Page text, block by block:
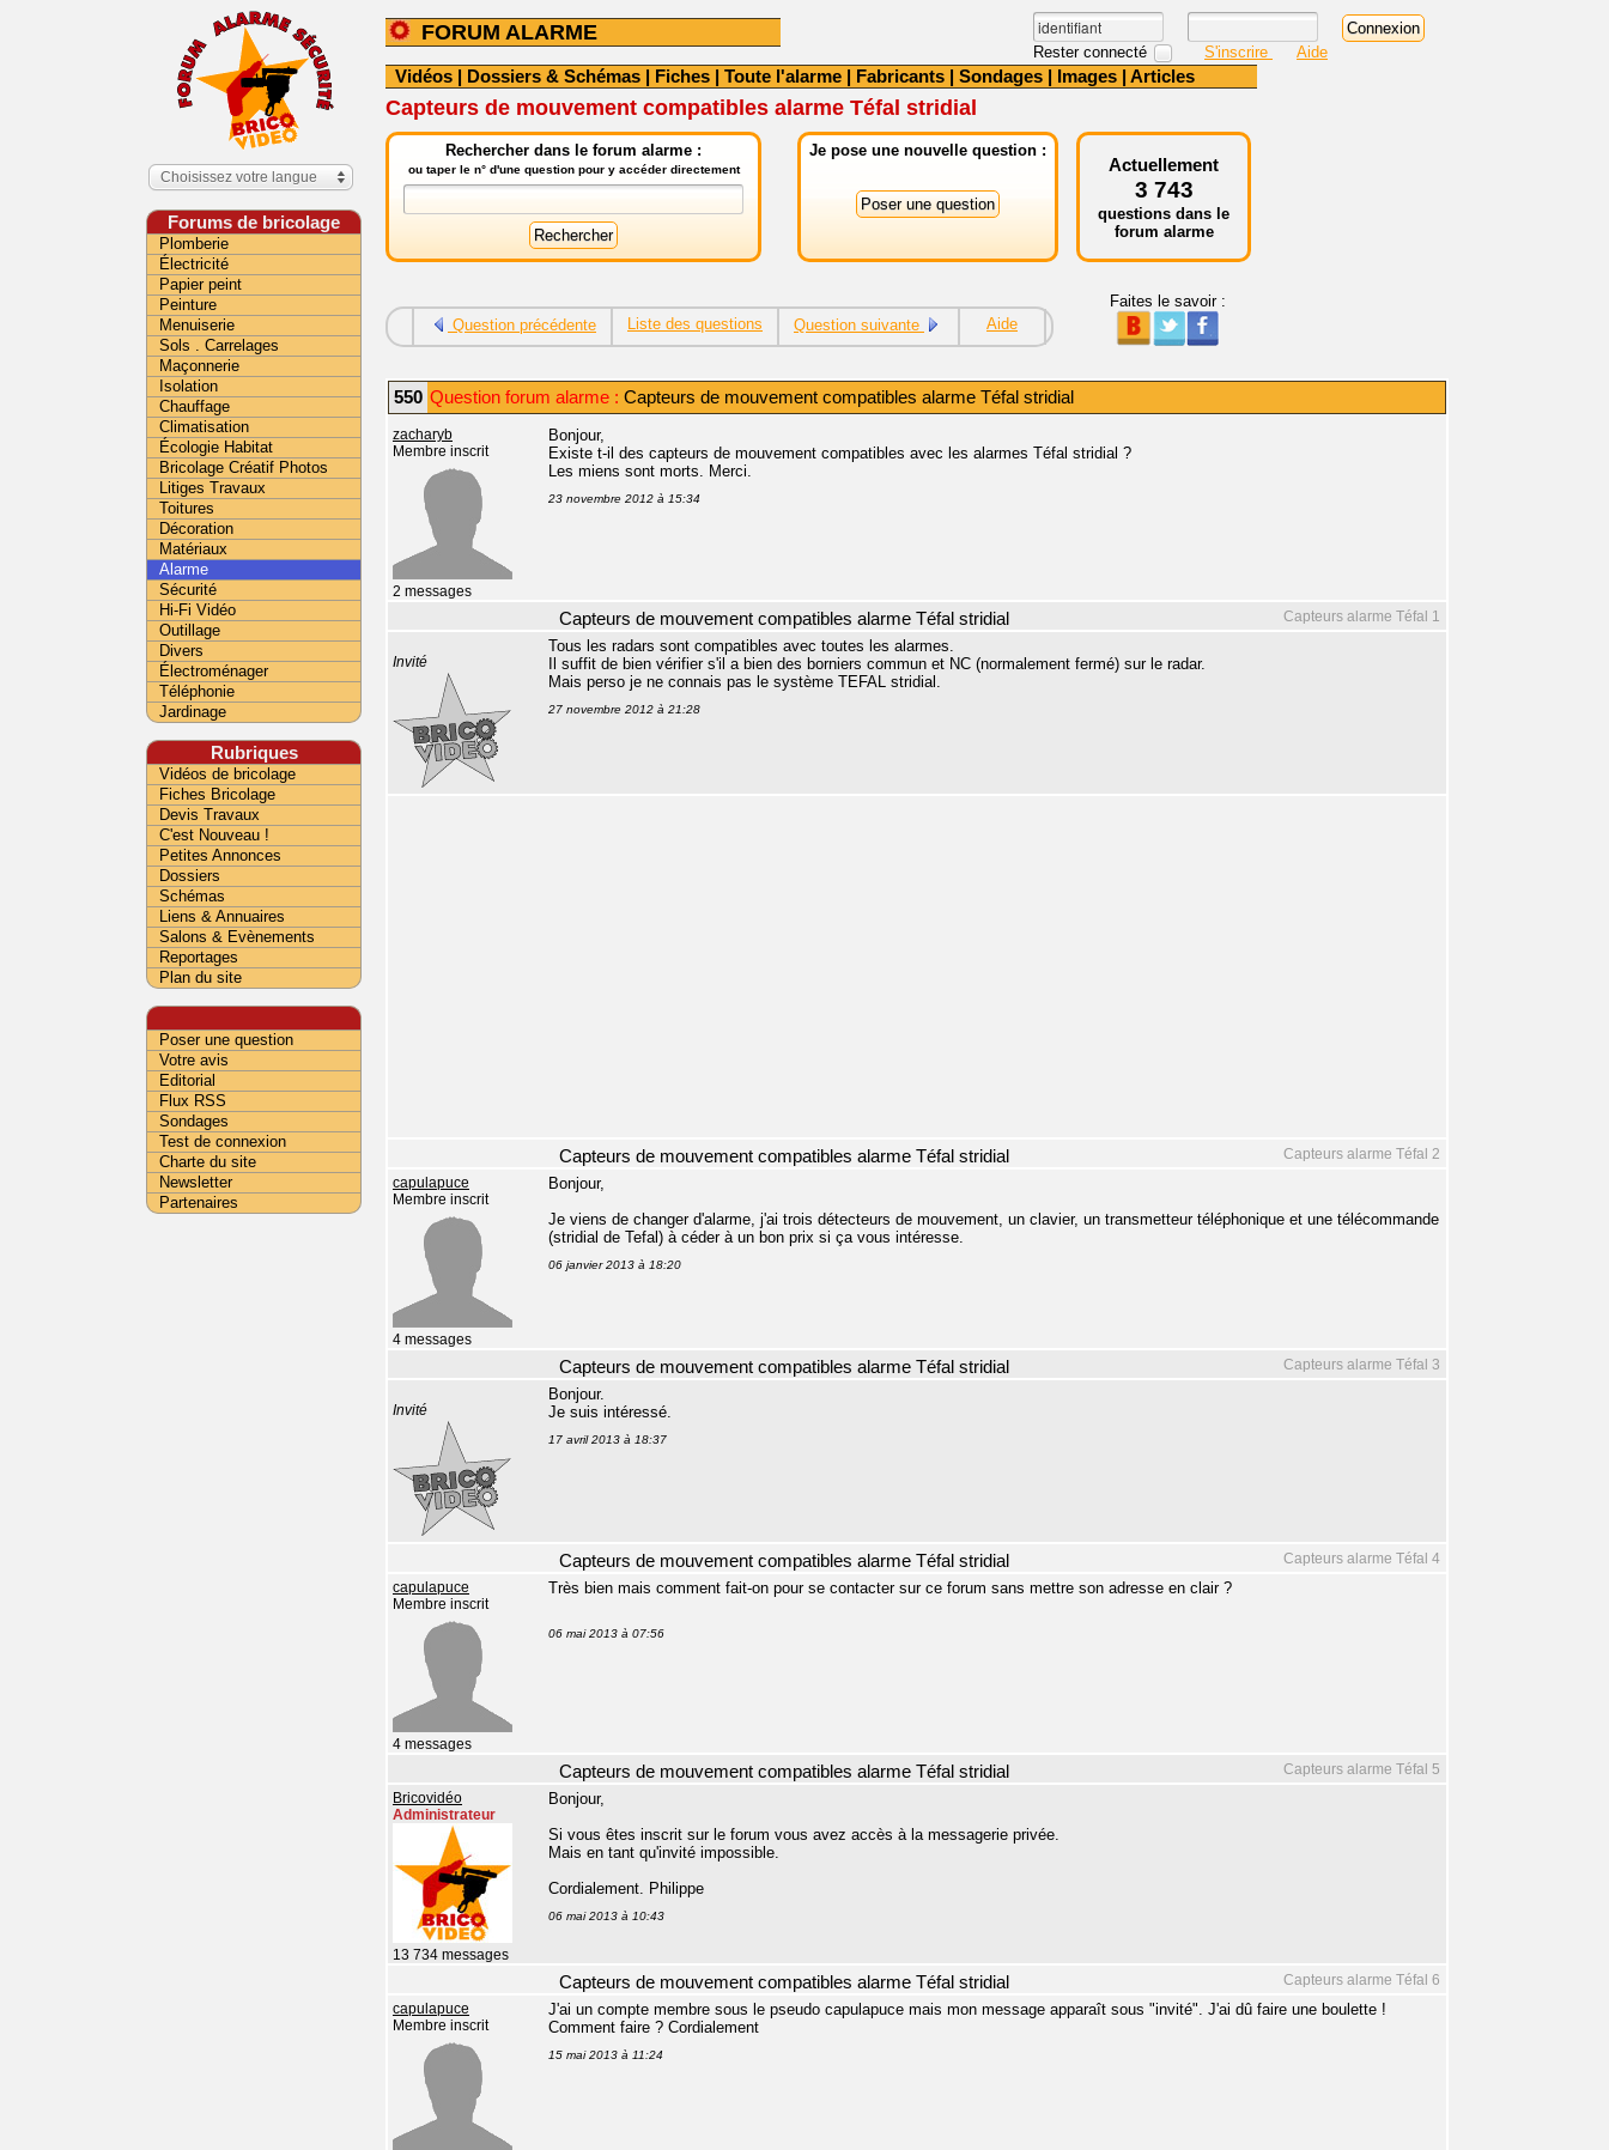
FORUM ALARME
Rester connecté S'inscrire Aide
Vidéos | Dossiers & Schémas | Fiches | Toute l'alarme | Fabricants | Sondages | Images | Articles
Capteurs de mouvement compatibles alarme Téfal stridial
Rechercher dans le forum alarme :
ou taper le n° d'une question pour y accéder directement
Je pose une nouvelle question :
Actuellement
3 743
questions dans le
forum alarme
Question précédente Liste des questions Question suivante Aide
Faites le savoir :
550 Question forum alarme : Capteurs de mouvement compatibles alarme Téfal stridial
zacharyb
Membre inscrit
2 messages
Bonjour,
Existe t-il des capteurs de mouvement compatibles avec les alarmes Téfal stridial ?
Les miens sont morts. Merci.
23 novembre 2012 à 15:34
Capteurs alarme Téfal 1
Capteurs de mouvement compatibles alarme Téfal stridial
Invité
Tous les radars sont compatibles avec toutes les alarmes.
Il suffit de bien vérifier s'il a bien des borniers commun et NC (normalement fermé) sur le radar.
Mais perso je ne connais pas le système TEFAL stridial.
27 novembre 2012 à 21:28
Capteurs alarme Téfal 2
Capteurs de mouvement compatibles alarme Téfal stridial
capulapuce
Membre inscrit
4 messages
Bonjour,
Je viens de changer d'alarme, j'ai trois détecteurs de mouvement, un clavier, un transmetteur téléphonique et une télécommande
(stridial de Tefal) à céder à un bon prix si ça vous intéresse.
06 janvier 2013 à 18:20
Capteurs alarme Téfal 3
Capteurs de mouvement compatibles alarme Téfal stridial
Invité
Bonjour.
Je suis intéressé.
17 avril 2013 à 18:37
Capteurs alarme Téfal 4
Capteurs de mouvement compatibles alarme Téfal stridial
capulapuce
Membre inscrit
4 messages
Très bien mais comment fait-on pour se contacter sur ce forum sans mettre son adresse en clair ?
06 mai 2013 à 07:56
Capteurs alarme Téfal 5
Capteurs de mouvement compatibles alarme Téfal stridial
Bricovidéo
Administrateur
13 734 messages
Bonjour,
Si vous êtes inscrit sur le forum vous avez accès à la messagerie privée.
Mais en tant qu'invité impossible.
Cordialement. Philippe
06 mai 2013 à 10:43
Capteurs alarme Téfal 6
Capteurs de mouvement compatibles alarme Téfal stridial
capulapuce
Membre inscrit
J'ai un compte membre sous le pseudo capulapuce mais mon message apparaît sous "invité". J'ai dû faire une boulette !
Comment faire ? Cordialement
15 mai 2013 à 11:24
Choisissez votre langue
Forums de bricolage
Plomberie
Électricité
Papier peint
Peinture
Menuiserie
Sols . Carrelages
Maçonnerie
Isolation
Chauffage
Climatisation
Écologie Habitat
Bricolage Créatif Photos
Litiges Travaux
Toitures
Décoration
Matériaux
Alarme
Sécurité
Hi-Fi Vidéo
Outillage
Divers
Électroménager
Téléphonie
Jardinage
Rubriques
Vidéos de bricolage
Fiches Bricolage
Devis Travaux
C'est Nouveau !
Petites Annonces
Dossiers
Schémas
Liens & Annuaires
Salons & Evènements
Reportages
Plan du site
Poser une question
Votre avis
Editorial
Flux RSS
Sondages
Test de connexion
Charte du site
Newsletter
Partenaires